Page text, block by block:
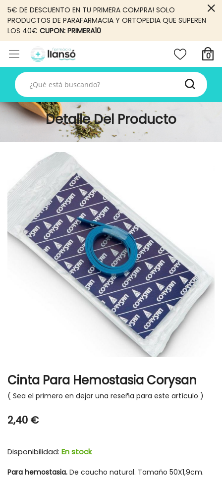
5€ DE DESCUENTO EN TU PRIMERA COMPRA! SOLO
PRODUCTOS DE PARAFARMACIA Y ORTOPEDIA QUE SUPEREN
LOS 40€ CUPON: PRIMERA10
Detalle Del Producto
end
of
images
gallery
the
beginning
of
the
images
Cinta Para Hemostasia Corysan
Sea el primero en dejar una reseña para este artículo
2,40 €
Disponibilidad: En stock
Para hemostasia. De caucho natural. Tamaño 50X1,9cm.